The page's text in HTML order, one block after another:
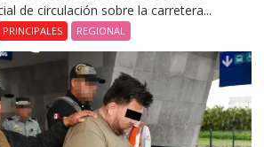
de circulación sobre la carretera...
PRINCIPALES REGIONAL